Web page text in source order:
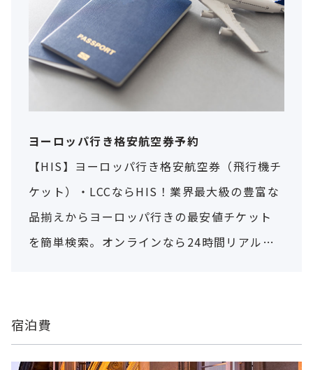
ヨーロッパ行き格安航空券予約
【HIS】ヨーロッパ行き格安航空券（飛行機チ
ケット）・LCCならHIS！業界最大級の豊富な
品揃えからヨーロッパ行きの最安値チケット
を簡単検索。オンラインなら24時間リアルタ
宿泊費